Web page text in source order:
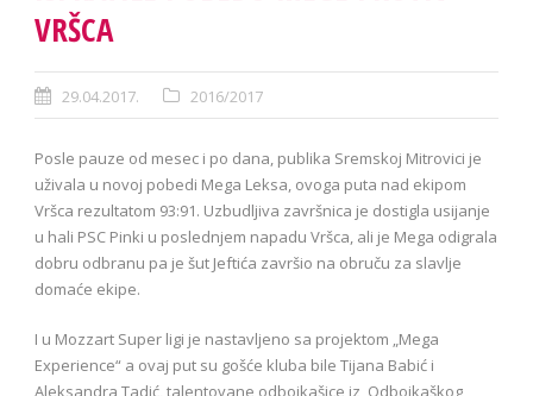
VRŠCA
29.04.2017. 2016/2017
Posle pauze od mesec i po dana, publika Sremskoj Mitrovici je
uživala u novoj pobedi Mega Leksa, ovoga puta nad ekipom
Vršca rezultatom 93:91. Uzbudljiva završnica je dostigla usijanje
u hali PSC Pinki u poslednjem napadu Vršca, ali je Mega odigrala
dobru odbranu pa je šut Jeftića završio na obruču za slavlje
domaće ekipe.
I u Mozzart Super ligi je nastavljeno sa projektom „Mega
Experience“ a ovaj put su gošće kluba bile Tijana Babić i
Aleksandra Tadić, talentovane odbojkašice iz Odbojkaškog